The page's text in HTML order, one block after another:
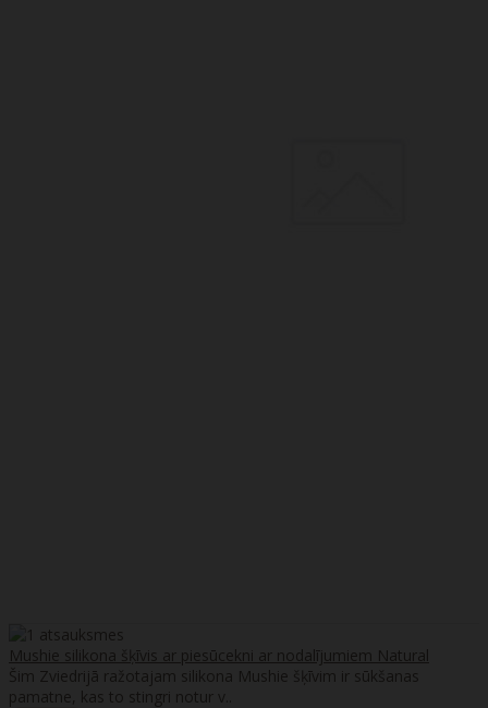
Mushie silikona šķīvis ar piesūcekni ar nodalījumiem Natural
Šim Zviedrijā ražotajam silikona Mushie šķīvim ir sūkšanas
pamatne, kas to stingri notur v..